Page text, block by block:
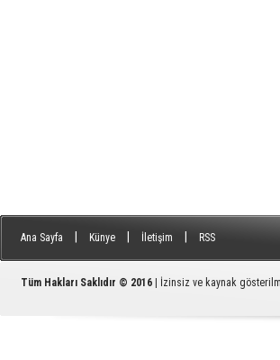
Ana Sayfa Künye İletişim RSS
Tüm Hakları Saklıdır © 2016 | İzinsiz ve kaynak